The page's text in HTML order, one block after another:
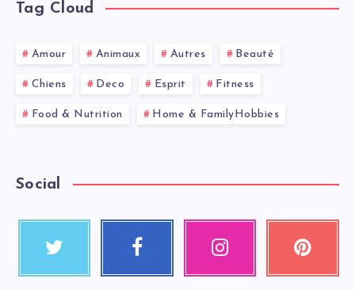
Tag Cloud
Amour Animaux Autres Beauté
Chiens Deco Esprit Fitness
Food & Nutrition Home & FamilyHobbies
Social